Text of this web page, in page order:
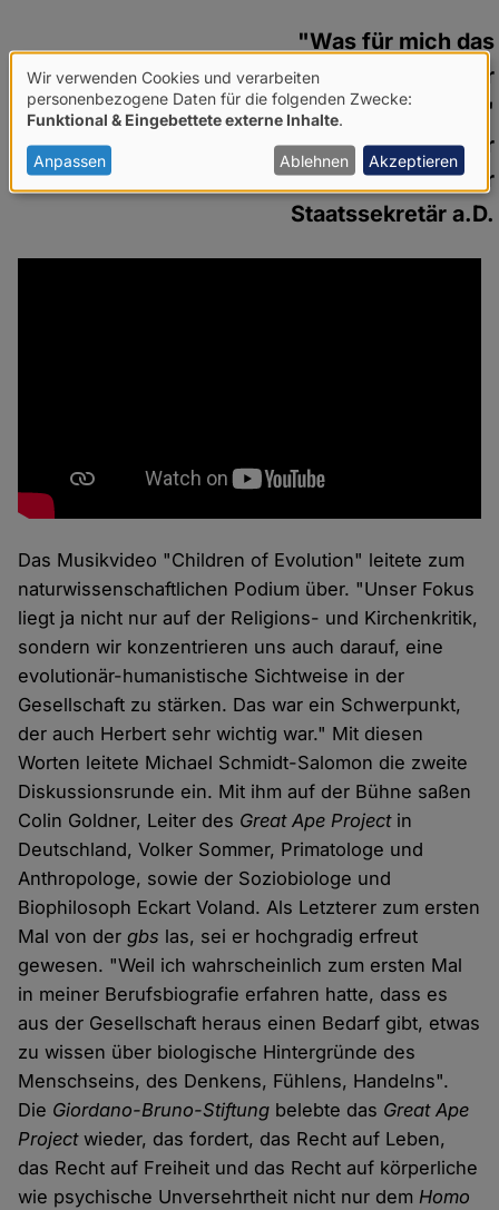
"Was für mich das
Beeindruckendste war, war
seine Menschlichkeit."
Rolf Schwanitz, Staatsminister
und Parlamentarischer
Staatssekretär a.D.
Das Musikvideo "Children of Evolution" leitete zum
naturwissenschaftlichen Podium über. "Unser Fokus
liegt ja nicht nur auf der Religions- und Kirchenkritik,
sondern wir konzentrieren uns auch darauf, eine
evolutionär-humanistische Sichtweise in der
Gesellschaft zu stärken. Das war ein Schwerpunkt,
der auch Herbert sehr wichtig war." Mit diesen
Worten leitete Michael Schmidt-Salomon die zweite
Diskussionsrunde ein. Mit ihm auf der Bühne saßen
Colin Goldner, Leiter des Great Ape Project in
Deutschland, Volker Sommer, Primatologe und
Anthropologe, sowie der Soziobiologe und
Biophilosoph Eckart Voland. Als Letzterer zum ersten
Mal von dergbs las, sei er hochgradig erfreut
gewesen. "Weil ich wahrscheinlich zum ersten Mal
in meiner Berufsbiografie erfahren hatte, dass es
aus der Gesellschaft heraus einen Bedarf gibt, etwas
zu wissen über biologische Hintergründe des
Menschseins, des Denkens, Fühlens, Handelns".
Die Giordano-Bruno-Stiftung belebte das Great Ape
Projectwieder, das fordert, das Recht auf Leben,
das Recht auf Freiheit und das Recht auf körperliche
wie psychische Unversehrtheit nicht nur demHomo
Verwendung
von
personenbezogenen
Daten
Cookies
Wir verwenden Cookies und verarbeiten
personenbezogene Daten für die folgenden Zwecke:
Funktional & Eingebettete externe Inhalte.
Anpassen Ablehnen Akzeptieren